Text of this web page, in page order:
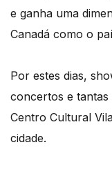
e ganha uma
Canadá como o
Por estes dias,
concertos e tantas
Centro Cultural
cidade.